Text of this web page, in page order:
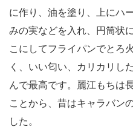
に作り、油を塗り、上にハ
みの実などを入れ、円筒状
こにしてフライパンでとろ
く、いい匂い、カリカリし
んで最高です。麗江もちは
ことから、昔はキャラバン
した。